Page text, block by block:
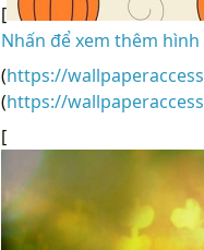
[
Nhấn để xem thêm
(https://
(https://
[